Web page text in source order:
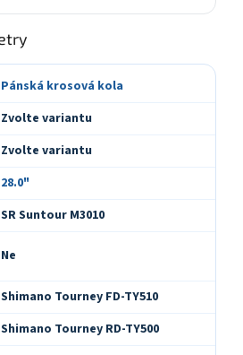
Pánská krosová kola
Zvolte variantu
Zvolte variantu
28.0"
SR Suntour M3010
Ne
Shimano Tourney FD-TY510
Shimano Tourney RD-TY500